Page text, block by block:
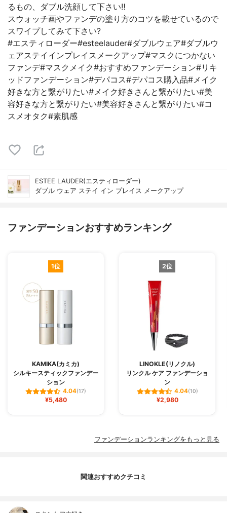
るもの、ダブル洗顔して下さい‼️
スウォッチ画やファンデの塗り方のコツを載せているので
スワイプしてみて下さい?
#エスティローダー#esteelauder#ダブルウェア#ダブルウ
ェアステイインプレイスメークアップ#マスクにつかない
ファンデ#マスクメイク#おすすめファンデーション#リキ
ッドファンデーション#デパコス#デパコス購入品#メイク
好きな方と繋がりたい#メイク好きさんと繋がりたい#美
容好きな方と繋がりたい#美容好きさんと繋がりたい#コ
スメオタク#素肌感
ESTEE LAUDER(エスティローダー)
ダブル ウェア ステイ イン プレイス メークアップ
ファンデーションおすすめランキング
1位
KAMIKA(カミカ)
シルキースティックファンデー
ション
4.04(17)
¥5,480
2位
LINOKLE(リノクル)
リンクル ケア ファンデーショ
ン
4.04(10)
¥2,980
ファンデーションランキングをもっと見る
関連おすすめクチコミ